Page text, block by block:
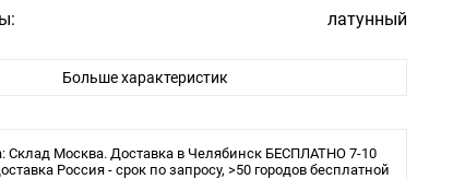
латунный
абажура:
Больше характеристик
Склад Москва. Доставка в Челябинск БЕСПЛАТНО 7-10
Россия - срок по запросу, >50 городов бесплатной